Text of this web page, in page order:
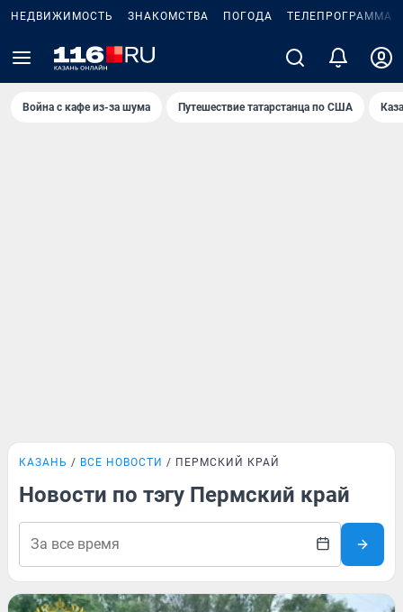
НЕДВИЖИМОСТЬ ЗНАКОМСТВА ПОГОДА ТЕЛЕПРОГРАММА
Война с кафе из-за шума Путешествие татарстанца по США
КАЗАНЬ ВСЕ НОВОСТИ ПЕРМСКИЙ КРАЙ
Новости по тэгу Пермский край